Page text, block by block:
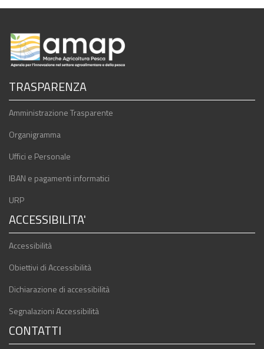
TRASPARENZA
Amministrazione Trasparente
Organigramma
Uffici e Personale
IBAN e pagamenti informatici
URP
ACCESSIBILITA'
Accessibilità
Obiettivi di Accessibilità
Dichiarazione di accessibilità
Segnalazioni Accessibilità
CONTATTI